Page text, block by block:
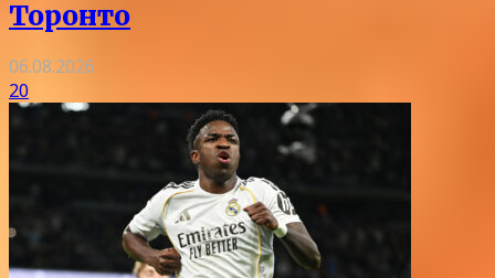
Торонто
06.08.2026
20